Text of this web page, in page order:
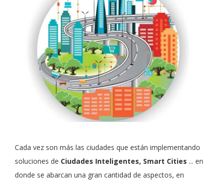
Cada vez son más las ciudades que están implementando
soluciones de Ciudades Inteligentes, Smart Cities ... en
donde se abarcan una gran cantidad de aspectos, en